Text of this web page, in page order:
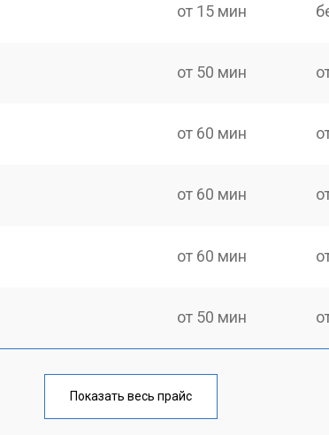
от 15 мин
от 50 мин
от 60 мин
от 60 мин
от 60 мин
от 50 мин
от 60 мин
Показать весь прайс